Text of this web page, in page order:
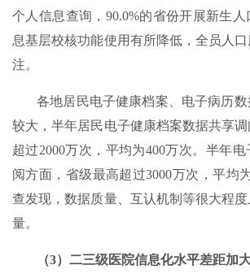
个人信息查询，90.0%的省份开展新生
息基层校核功能使用有所降低，全员人
注。
各地居民电子健康档案、电子病历
较大，半年居民电子健康档案数据共享
超过2000万次，平均为400万次。半年
阅方面，省级最高超过3000万次，平均
查发现，数据质量、互认机制等很大程
量。
（3）二三级医院信息化水平差距加